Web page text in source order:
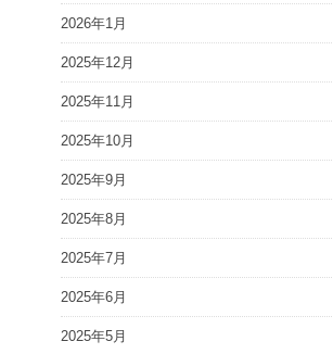
2026年1月
2025年12月
2025年11月
2025年10月
2025年9月
2025年8月
2025年7月
2025年6月
2025年5月